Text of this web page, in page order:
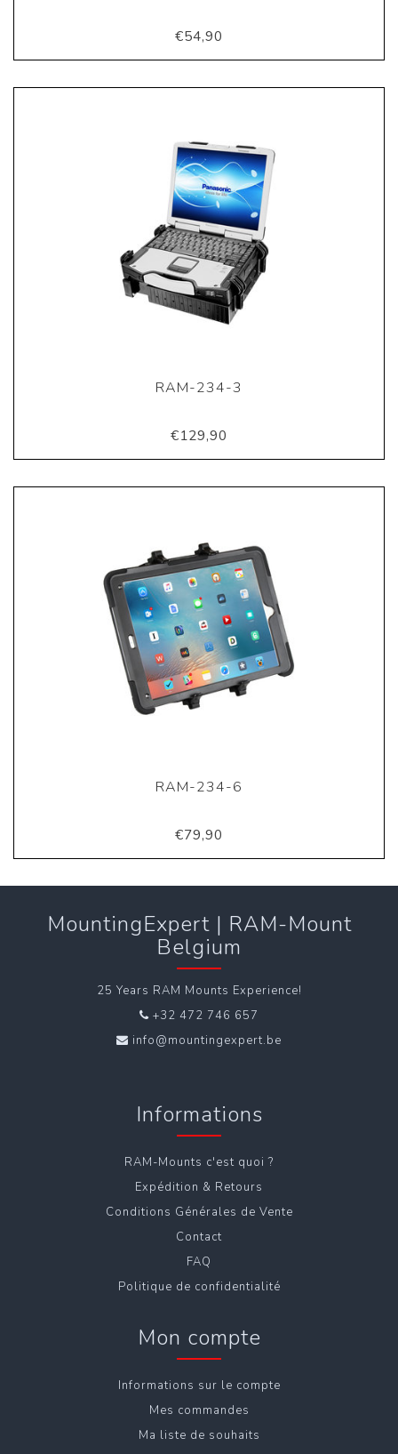
€54,90
RAM-234-3
€129,90
RAM-234-6
€79,90
MountingExpert | RAM-Mount
Belgium
25 Years RAM Mounts Experience!
+32 472 746 657
info@mountingexpert.be
Informations
RAM-Mounts c'est quoi ?
Expédition & Retours
Conditions Générales de Vente
Contact
FAQ
Politique de confidentialité
Mon compte
Informations sur le compte
Mes commandes
Ma liste de souhaits